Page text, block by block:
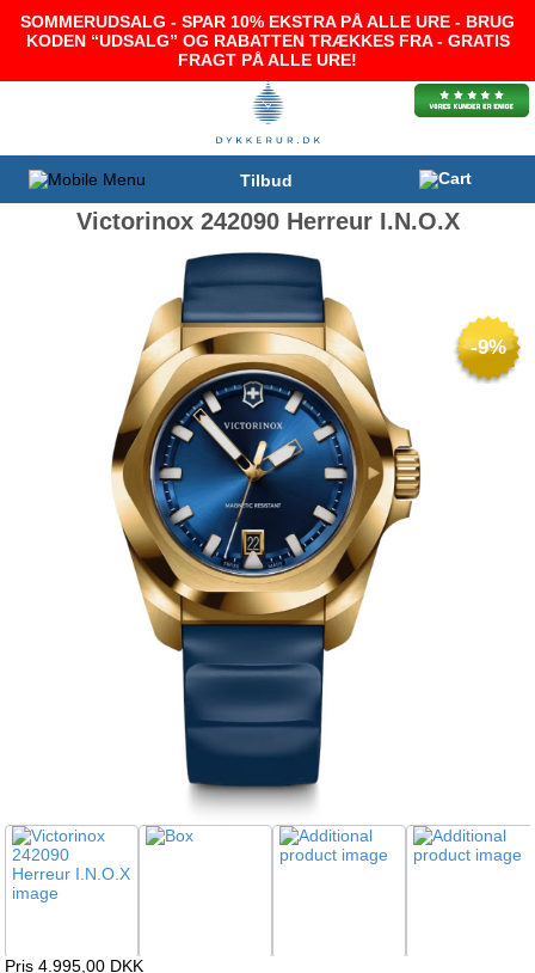
SOMMERUDSALG - SPAR 10% EKSTRA PÅ ALLE URE - BRUG
KODEN “UDSALG” OG RABATTEN TRÆKKES FRA - GRATIS
FRAGT PÅ ALLE URE!
Tilbud
Victorinox 242090 Herreur I.N.O.X
-9%
Pris 4.995,00 DKK